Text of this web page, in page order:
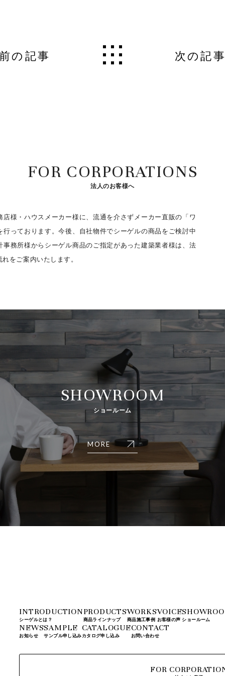
の記事 次の記
FOR CORPORATIONS
法人のお客様へ
様・ハウスメーカー様に、流通を介さずメーカー直販の「ワ
行っております。今後、自社物件でシーゲルの商品をご検討中
務所様からシーゲル商品のご指定があった建築業者様は、法
をご案内いたします。
SHOWROOM
ショールーム
MORE
INTRODUCTION
シーゲルとは？
PRODUCTS
商品ラインナップ
WORKS
商品施工事例
VOICE
お客様の声 ショールーム
NEWS
お知らせ
SAMPLE
サンプル申し込み
CATALOGUE
カタログ申し込み
CONTACT
お問い合わせ
FOR